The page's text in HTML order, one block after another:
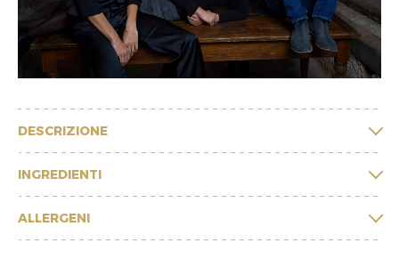
DESCRIZIONE
INGREDIENTI
ALLERGENI